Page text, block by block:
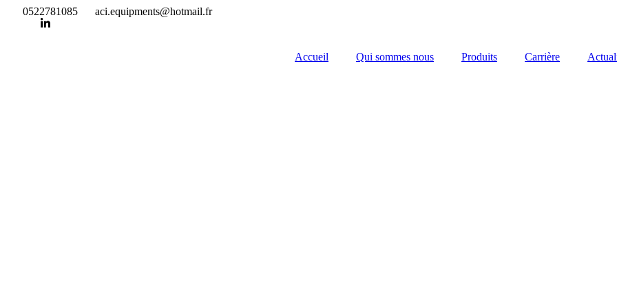
Aller0522781085 aci.equipments@hotmail.fr
Accueil Qui sommes nous Produits Carrière